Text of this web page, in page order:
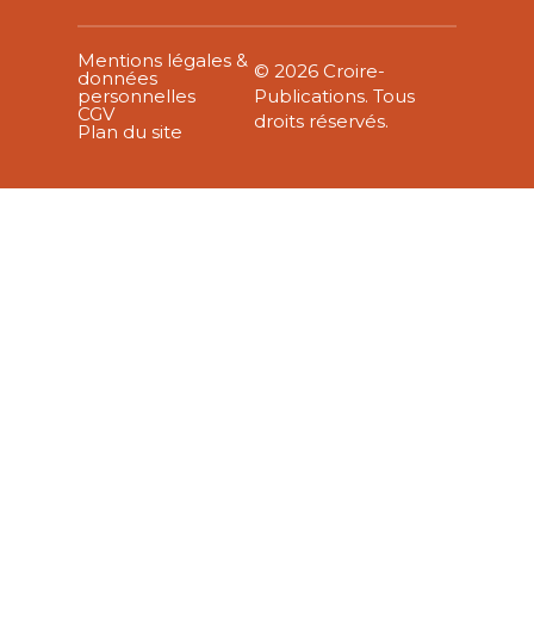
Mentions légales &
données
personnelles
CGV
Plan du site
© 2026 Croire-
Publications. Tous
droits réservés.